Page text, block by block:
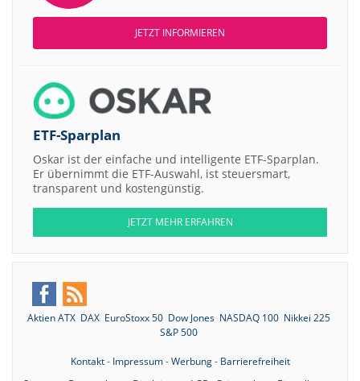
JETZT INFORMIEREN
ETF-Sparplan
Oskar ist der einfache und intelligente ETF-Sparplan.
Er übernimmt die ETF-Auswahl, ist steuersmart,
transparent und kostengünstig.
JETZT MEHR ERFAHREN
Aktien ATX DAX EuroStoxx 50 Dow Jones NASDAQ 100 Nikkei 225
S&P 500
Kontakt- Impressum-Werbung- Barrierefreiheit